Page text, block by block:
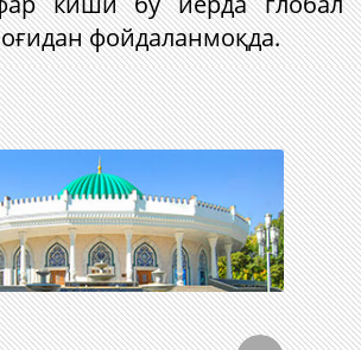
фойдаланмоқда.